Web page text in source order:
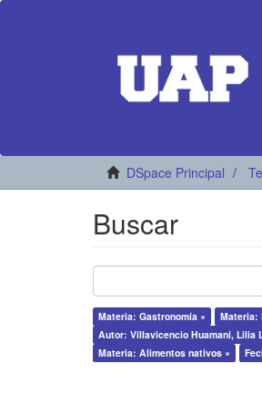
DSpace Principal
Buscar
Materia: Gastronomía × Materia:
Autor: Villavicencio Huamani, Lilia
Materia: Alimentos nativos ×